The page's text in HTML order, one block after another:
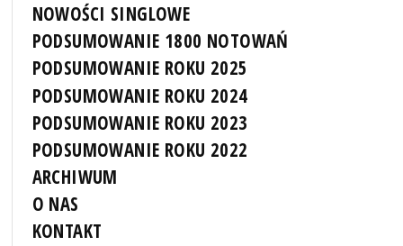
NOWOŚCI SINGLOWE
PODSUMOWANIE 1800 NOTOWAŃ
PODSUMOWANIE ROKU 2025
PODSUMOWANIE ROKU 2024
PODSUMOWANIE ROKU 2023
PODSUMOWANIE ROKU 2022
ARCHIWUM
O NAS
KONTAKT